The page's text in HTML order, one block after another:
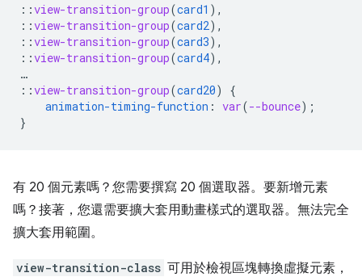
::view-transition-group(card1 ),
::view-transition-group(card2),
::view-transition-group(card3),
::view-transition-group(card4),
…
::view-transition-group(card20)
{
animation-timing-function : var(--bounce);
}
有 20 個元素嗎？您需要撰寫 20 個選取器。要新增元素
嗎？接著，您還需要擴大套用動畫樣式的選取器。無法完全
擴大套用範圍。
view-transition-class 可用於檢視區塊轉換虛擬元素，